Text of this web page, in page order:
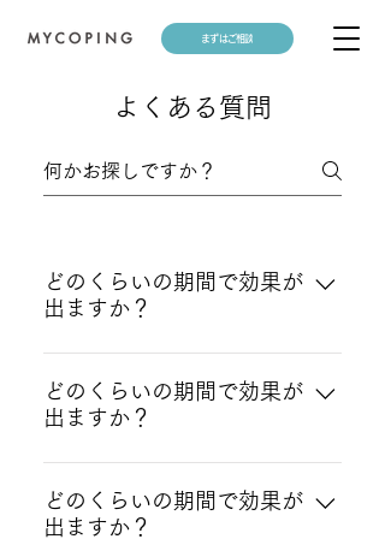
まずはご相談
よくある質問
どのくらいの期間で効果が
出ますか？
回答
どのくらいの期間で効果が
出ますか？
回答
どのくらいの期間で効果が
出ますか？